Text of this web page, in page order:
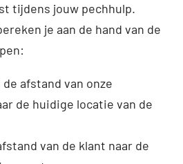
tijdens jouw pechhulp.
je aan de hand van de
afstand van onze
de huidige locatie van de
van de klant naar de